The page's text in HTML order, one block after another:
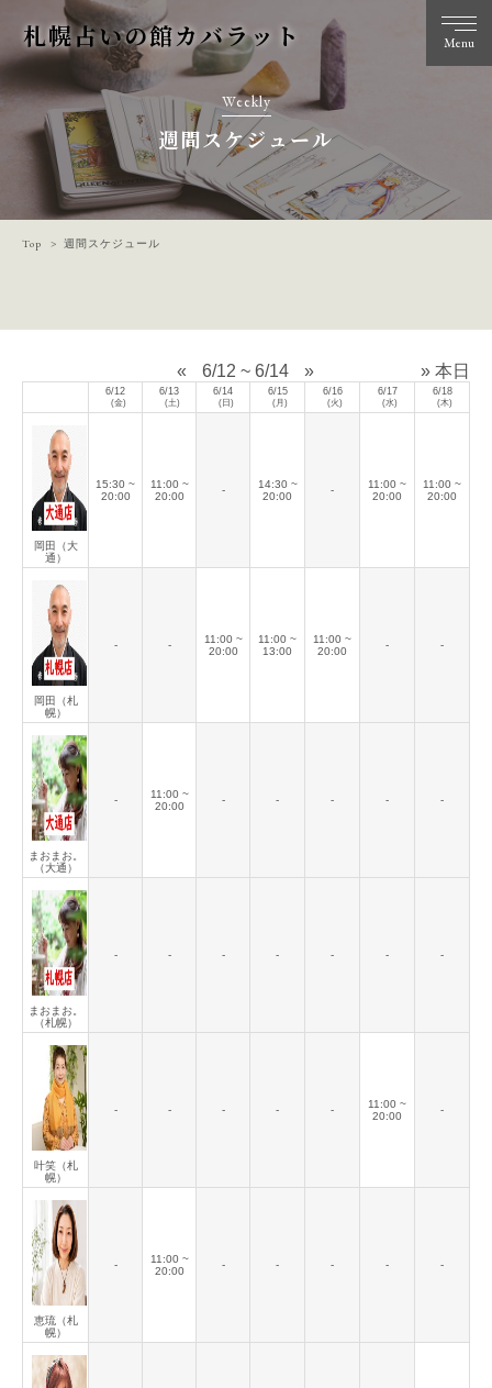
札幌占いの館カバラット Menu
Weekly
週間スケジュール
Top 週間スケジュール
« 6/12 ~ 6/14 » » 本日
6/12
(金)
6/13
(土)
6/14
(日)
6/15
(月)
6/16
(火)
6/17
(水)
6/18
(木)
岡田（大
通）
15:30 ~
20:00
11:00 ~
20:00
-
14:30 ~
20:00
-
11:00 ~
20:00
11:00 ~
20:00
岡田（札
幌）
- -
11:00 ~
20:00
11:00 ~
13:00
11:00 ~
20:00
- -
まおまお。
（大通）
-
11:00 ~
20:00
- - - - -
まおまお。
（札幌）
- - - - - - -
叶笑（札
幌）
- - - - -
11:00 ~
20:00
-
恵琉（札
幌）
-
11:00 ~
20:00
- - - - -